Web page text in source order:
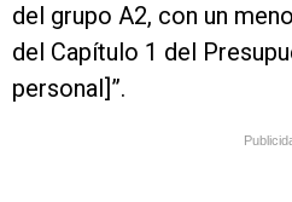
del grupo A2, con un
del Capítulo 1 del
personal]”.